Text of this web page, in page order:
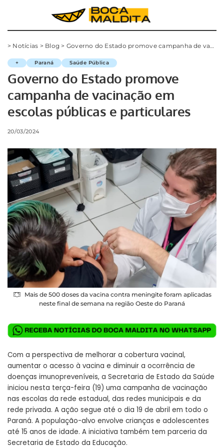
> Notícias > Blog > Governo do Estado promove campanha de vacinação em escolas públicas e particulares
+ Paraná Saúde Pública
Governo do Estado promove
campanha de vacinação em
escolas públicas e particulares
20/03/2024
Mais de 500 doses da vacina contra meningite foram aplicadas
neste final de semana na região Oeste do Paraná
Com a perspectiva de melhorar a cobertura vacinal,
aumentar o acesso à vacina e diminuir a ocorrência de
doenças imunopreveníveis, a Secretaria de Estado da Saúde
iniciou nesta terça-feira (19) uma campanha de vacinação
nas escolas da rede estadual, das redes municipais e da
rede privada. A ação segue até o dia 19 de abril em todo o
Paraná. A população-alvo envolve crianças e adolescentes
até 15 anos de idade. A iniciativa também tem parceria da
Secretaria de Estado da Educação.